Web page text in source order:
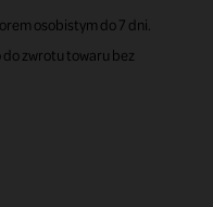
osobistym do 7 dni.
do zwrotu towaru bez